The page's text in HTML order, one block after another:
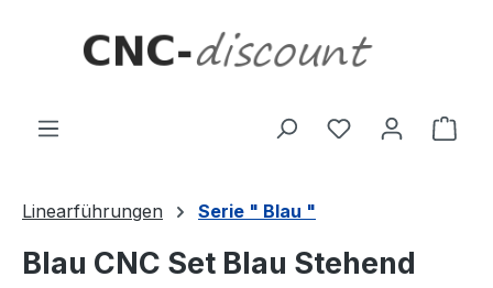
Linearführungen Serie " Blau "
Blau CNC Set Blau Stehend